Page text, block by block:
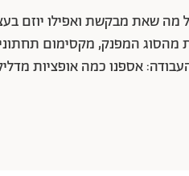
מה שאת מבקשת ואפילו יוזם
המפנק, מקסימום
אספנו כמה אופציות